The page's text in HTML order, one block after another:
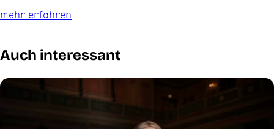
mehr erfahren
Auch interessant